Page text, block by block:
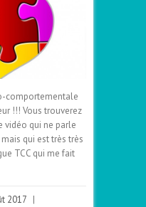
comportementale
!!! Vous trouverez
vidéo qui ne parle
qui est très très
TCC qui me fait
2017